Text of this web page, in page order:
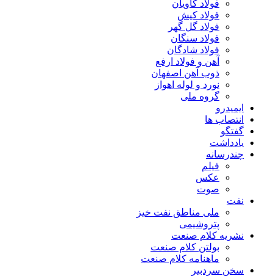
فولاد کاویان
فولاد کیش
فولاد گل گهر
فولاد سنگان
فولاد شادگان
آهن و فولاد ارفع
ذوب آهن اصفهان
نورد و لوله اهواز
گروه ملی
ایمیدرو
انتصاب ها
گفتگو
یادداشت
چندرسانه
فیلم
عکس
صوت
نفت
ملی مناطق نفت خیز
پتروشیمی
نشریه کلام صنعت
بولتن کلام صنعت
ماهنامه کلام صنعت
سخن سردبیر